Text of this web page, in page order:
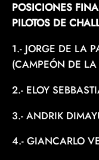
POSICIONES
PILOTOS DE
1.- JORGE DE
(CAMPEÓN DE LA
2.- ELOY
3.- ANDRIK
4.-